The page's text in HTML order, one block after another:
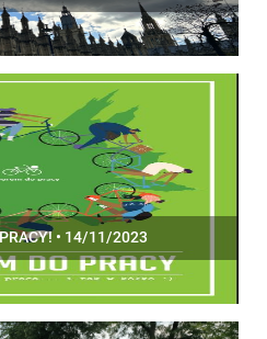
• 14/11/2023